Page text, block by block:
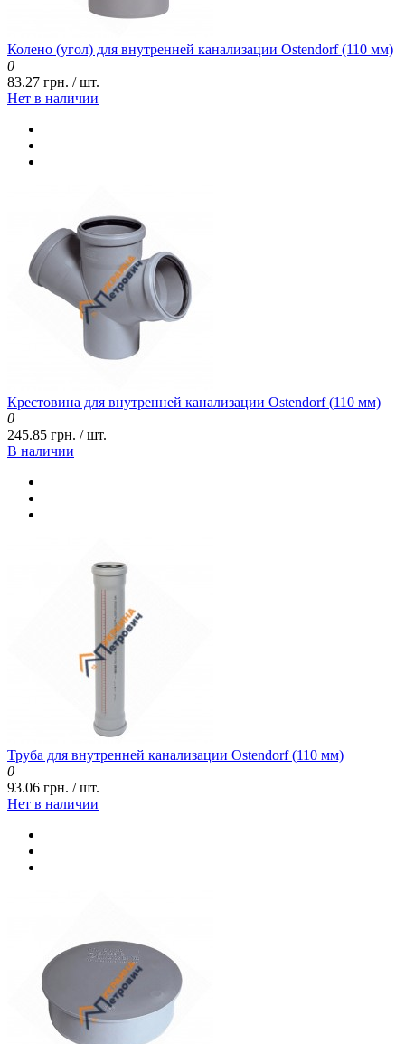
Колено (угол) для внутренней канализации Ostendorf (110 мм)
0
83.27 грн. / шт.
Нет в наличии
Крестовина для внутренней канализации Ostendorf (110 мм)
0
245.85 грн. / шт.
В наличии
Труба для внутренней канализации Ostendorf (110 мм)
0
93.06 грн. / шт.
Нет в наличии